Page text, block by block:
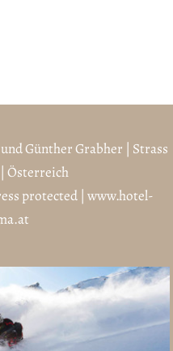
Günther Grabher | Strass
| Österreich
protected www.hotel-